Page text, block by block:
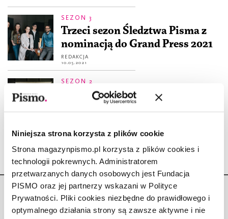
Niniejsza strona korzysta z plików cookie
Strona magazynpismo.pl korzysta z plików cookies i
technologii pokrewnych. Administratorem
przetwarzanych danych osobowych jest Fundacja
PISMO oraz jej partnerzy wskazani w Polityce
Prywatności. Pliki cookies niezbędne do prawidłowego i
optymalnego działania strony są zawsze aktywne i nie
SEZON 3
Trzeci sezon Śledztwa Pisma z
nominacją do Grand Press 2021
REDAKCJA
10.05.2021
SEZON 2
Drugi sezon Śledztwa Pisma z
nominacją do Grand Press 2020